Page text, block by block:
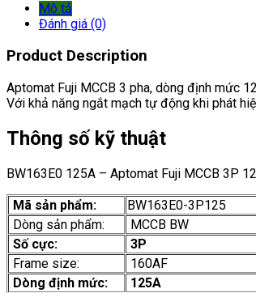
Mô tả
Đánh giá (0)
Product Description
Aptomat Fuji MCCB 3 pha, dòng định mức
Với khả năng ngắt mạch tự động khi phát
Thông số kỹ thuật
BW163E0 125A – Aptomat Fuji MCCB 3P
Mã sản phẩm:
BW163E0-3P125
Dòng sản phẩm:
MCCB BW
Số cực:
3P
Frame size:
160AF
Dòng định mức:
125A